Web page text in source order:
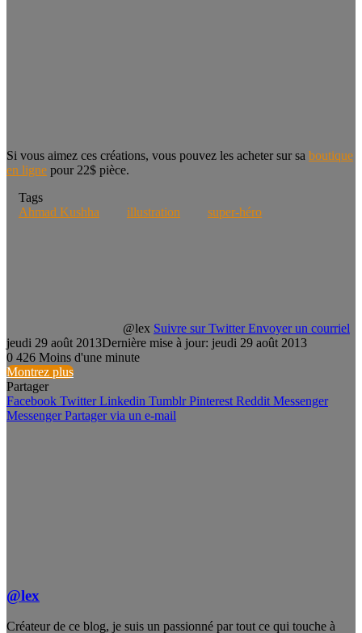
Si vous aimez ces créations, vous pouvez les acheter sur sa boutique
en ligne pour 22$ pièce.
Tags
Ahmad Kushha
illustration super-héro
@lex Suivre sur Twitter Envoyer un courriel
jeudi 29 août 2013Dernière mise à jour: jeudi 29 août 2013
0 426 Moins d'une minute
Montrez plus
Partager
Facebook Twitter Linkedin Tumblr Pinterest Reddit Messenger
Messenger Partager via un e-mail
@lex
Créateur de ce blog, je suis un passionné par tout ce qui touche à